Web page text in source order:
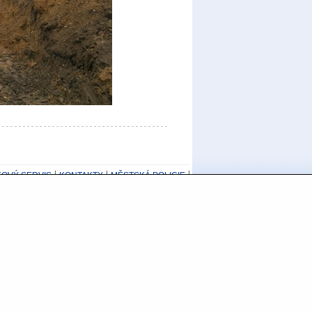
SERVIS KONTAKTY MĚSTSKÁ POLICIE